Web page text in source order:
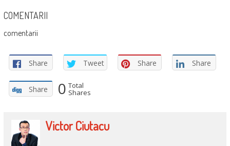
COMENTARII
comentarii
Share Tweet Share Share
Share 0 Total
Shares
Victor Ciutacu